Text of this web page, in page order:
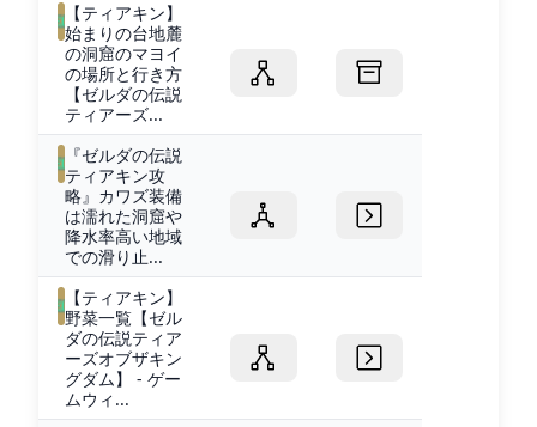
【ティアキン】
始まりの台地麓
の洞窟のマヨイ
の場所と行き方
【ゼルダの伝説
ティアーズ...
『ゼルダの伝説
ティアキン攻
略』カワズ装備
は濡れた洞窟や
降水率高い地域
での滑り止...
【ティアキン】
野菜一覧【ゼル
ダの伝説ティア
ーズオブザキン
グダム】 - ゲー
ムウィ...